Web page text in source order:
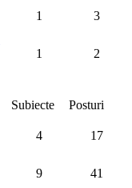
1 3
1 2
Subiecte
Posturi
4 17
9 41